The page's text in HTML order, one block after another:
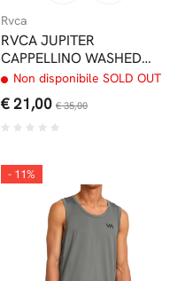
Rvca
RVCA JUPITER
CAPPELLINO WASHED
BLACK
Non disponibile SOLD OUT
€ 21,00 € 35,00
- 11%